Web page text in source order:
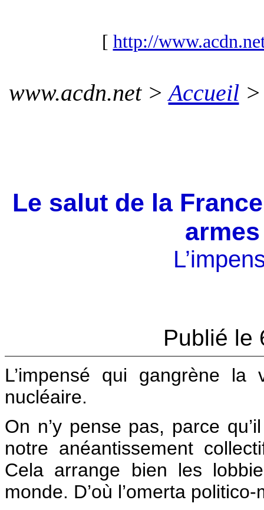
[ http://
www.acdn.net >Accueil
Le salut de la
Publié le
L’impensé qui gangrène la
nucléaire.
On n’y pense pas, parce
notre anéantissement
Cela arrange bien les
monde. D’où l’omerta